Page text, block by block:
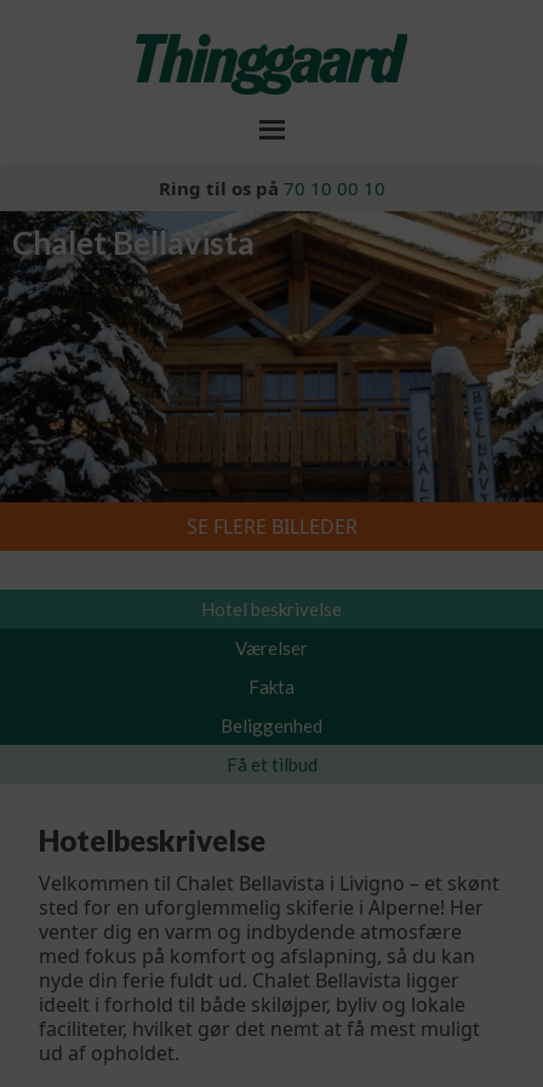
Ring til os på 70 10 00 10
Chalet Bellavista
SE FLERE BILLEDER
Chalet Bellavista
Hotel beskrivelse
Værelser
Fakta
Beliggenhed
Få et tilbud
Hotelbeskrivelse
Velkommen til Chalet Bellavista i Livigno – et skønt
sted for en uforglemmelig skiferie i Alperne! Her
venter dig en varm og indbydende atmosfære
med fokus på komfort og afslapning, så du kan
nyde din ferie fuldt ud. Chalet Bellavista ligger
ideelt i forhold til både skiløjper, byliv og lokale
faciliteter, hvilket gør det nemt at få mest muligt
ud af opholdet.